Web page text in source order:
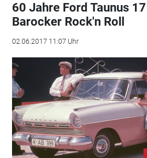
60 Jahre Ford Taunus
Barocker Rock'n Roll
02.06.2017 11:07 Uhr